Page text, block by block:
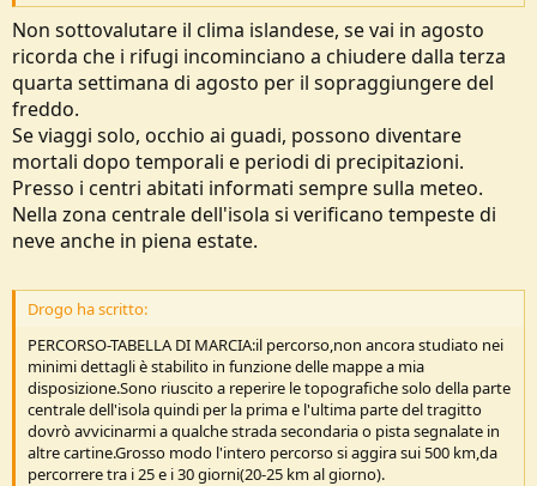
Non sottovalutare il clima islandese, se vai in agosto
ricorda che i rifugi incominciano a chiudere dalla terza
quarta settimana di agosto per il sopraggiungere del
freddo.
Se viaggi solo, occhio ai guadi, possono diventare
mortali dopo temporali e periodi di precipitazioni.
Presso i centri abitati informati sempre sulla meteo.
Nella zona centrale dell'isola si verificano tempeste di
neve anche in piena estate.
Drogo ha scritto:
PERCORSO-TABELLA DI MARCIA:il percorso,non ancora studiato nei
minimi dettagli è stabilito in funzione delle mappe a mia
disposizione.Sono riuscito a reperire le topografiche solo della parte
centrale dell'isola quindi per la prima e l'ultima parte del tragitto
dovrò avvicinarmi a qualche strada secondaria o pista segnalate in
altre cartine.Grosso modo l'intero percorso si aggira sui 500 km,da
percorrere tra i 25 e i 30 giorni(20-25 km al giorno).